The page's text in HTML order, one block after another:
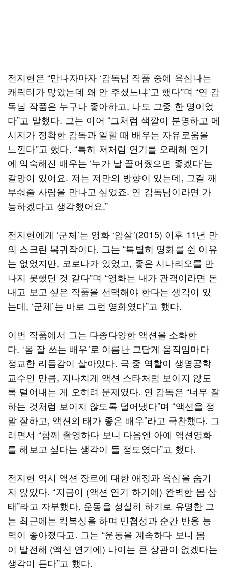
전지현은 “만나자마자 ‘감독님 작품 중에 욕심나는
캐릭터가 많았는데 왜 안 주셨느냐’고 했다”며 “연 감
독님 작품은 누구나 좋아하고, 나도 그중 한 명이었
다”고 말했다. 그는 이어 “그처럼 색깔이 분명하고 메
시지가 정확한 감독과 일할 때 배우는 자유로움을
느낀다”고 했다. “특히 저처럼 연기를 오래해 연기
에 익숙해진 배우는 ‘누가 날 끌어줬으면 좋겠다’는
갈망이 있어요. 저는 저만의 방향이 있는데, 그걸 깨
부숴줄 사람을 만나고 싶었죠. 연 감독님이라면 가
능하겠다고 생각했어요.”
전지현에게 ‘군체’는 영화 ‘암살’(2015) 이후 11년 만
의 스크린 복귀작이다. 그는 “특별히 영화를 쉰 이유
는 없었지만, 코로나가 있었고, 좋은 시나리오를 만
나지 못했던 것 같다”며 “영화는 내가 관객이라면 돈
내고 보고 싶은 작품을 선택해야 한다는 생각이 있
는데, ‘군체’는 바로 그런 영화였다”고 했다.
이번 작품에서 그는 다종다양한 액션을 소화한
다. ‘몸 잘 쓰는 배우’로 이름난 그답게 움직임마다
정교한 리듬감이 살아있다. 극 중 역할이 생명공학
교수인 만큼, 지나치게 액션 스타처럼 보이지 않도
록 덜어내는 게 오히려 문제였다. 연 감독은 “너무 잘
하는 것처럼 보이지 않도록 덜어냈다”며 “액션을 정
말 잘하고, 액션의 태가 좋은 배우”라고 극찬했다. 그
러면서 “함께 촬영하다 보니 다음엔 아예 액션영화
를 해보고 싶다는 생각이 들 정도였다”고 했다.
전지현 역시 액션 장르에 대한 애정과 욕심을 숨기
지 않았다. “지금이 (액션 연기 하기에) 완벽한 몸 상
태”라고 자부했다. 운동을 성실히 하기로 유명한 그
는 최근에는 킥복싱을 하며 민첩성과 순간 반응 능
력이 좋아졌다고. 그는 “운동을 계속하다 보니 몸
이 발전해 (액션 연기에) 나이는 큰 상관이 없겠다는
생각이 든다”고 했다.